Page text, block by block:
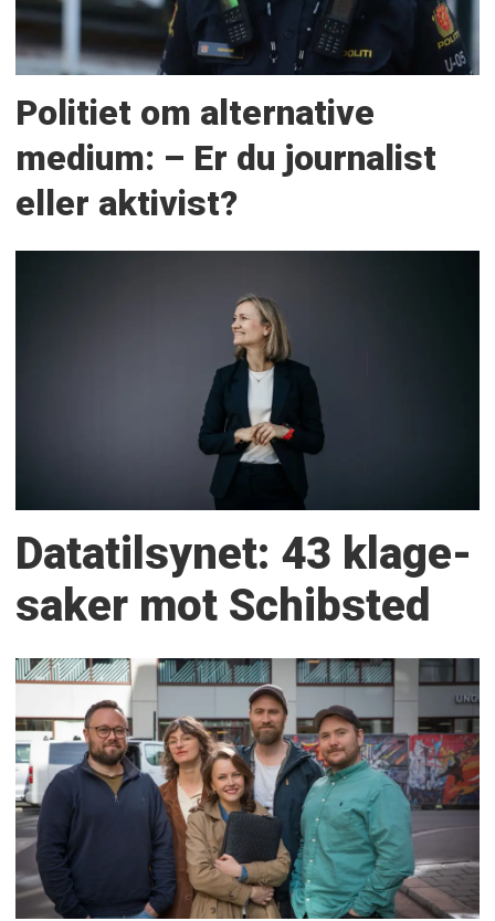
Politiet om alternative
medium: – Er du journalist
eller aktivist?
Datatilsynet: 43 klage­
saker mot Schibsted